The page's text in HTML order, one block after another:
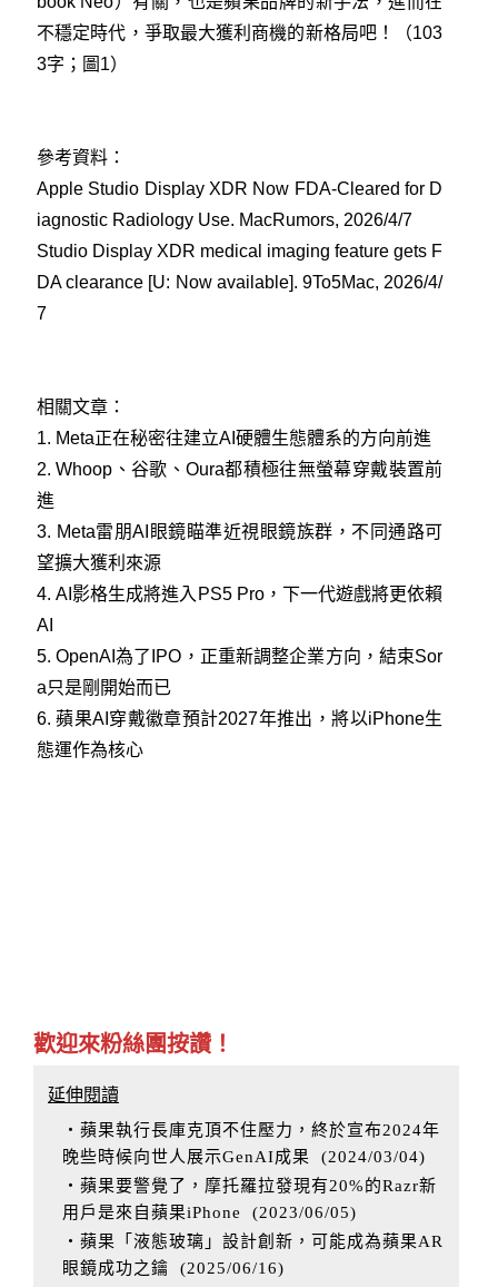
不穩定時代，爭取最大獲利商機的新格局吧！（103
3字；圖1）
參考資料：
Apple Studio Display XDR Now FDA-Cleared for D
iagnostic Radiology Use. MacRumors, 2026/4/7
Studio Display XDR medical imaging feature gets F
DA clearance [U: Now available]. 9To5Mac, 2026/4/
7
相關文章：
1. Meta正在秘密往建立AI硬體生態體系的方向前進
2.Whoop、谷歌、Oura都積極往無螢幕穿戴裝置前
進
3. Meta雷朋AI眼鏡瞄準近視眼鏡族群，不同通路可
望擴大獲利來源
4.AI影格生成將進入PS5 Pro，下一代遊戲將更依賴
AI
5.OpenAI為了IPO，正重新調整企業方向，結束Sor
a只是剛開始而已
6.蘋果AI穿戴徽章預計2027年推出，將以iPhone生
態運作為核心
歡迎來粉絲團按讚！
延伸閱讀
‧蘋果執行長庫克頂不住壓力，終於宣布2024年
晚些時候向世人展示GenAI成果
(2024/03/04)
‧蘋果要警覺了，摩托羅拉發現有20%的Razr新
用戶是來自蘋果iPhone
(2023/06/05)
‧蘋果「液態玻璃」設計創新，可能成為蘋果AR
眼鏡成功之鑰 (2025/06/16)